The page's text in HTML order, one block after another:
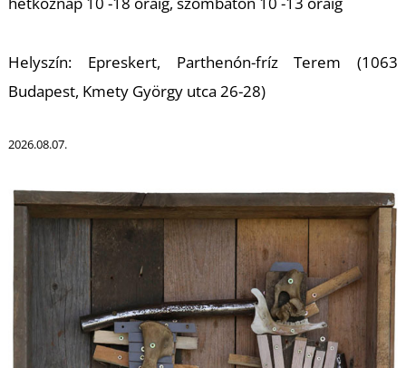
Helyszín: Epreskert, Parthenón-fríz Terem (1063
Budapest, Kmety György utca 26-28)
2026.08.07.